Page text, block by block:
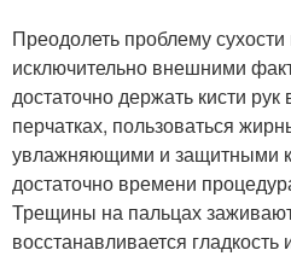
Преодолеть проблему
исключительно внешними
достаточно держать кисти
перчатках, пользоваться
увлажняющими и защитными
достаточно времени
Трещины на пальцах
восстанавливается гладкость